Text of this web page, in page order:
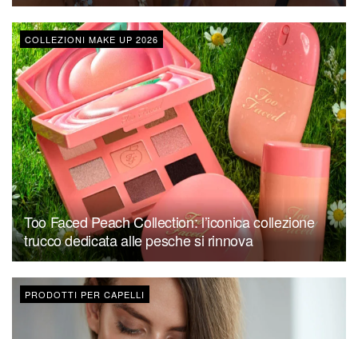
COLLEZIONI MAKE UP 2026
Too Faced Peach Collection: l’iconica collezione
trucco dedicata alle pesche si rinnova
PRODOTTI PER CAPELLI